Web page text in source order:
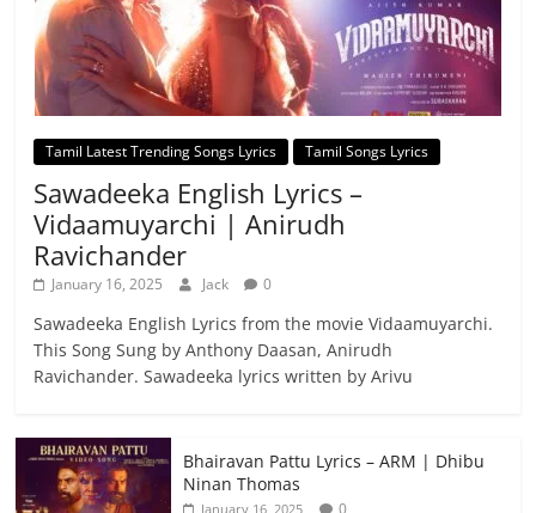
Tamil Latest Trending Songs Lyrics Tamil Songs Lyrics
Sawadeeka English Lyrics –
Vidaamuyarchi | Anirudh
Ravichander
January 16, 2025 Jack 0
Sawadeeka English Lyrics from the movie Vidaamuyarchi.
This Song Sung by Anthony Daasan, Anirudh
Ravichander. Sawadeeka lyrics written by Arivu
Bhairavan Pattu Lyrics – ARM | Dhibu
Ninan Thomas
January 16, 2025